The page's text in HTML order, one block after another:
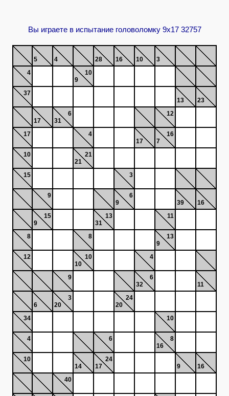
Вы играете в испытание головоломку 9x17 32757
5 4 28 16 10
3
4
10
9
37
13
23
17
6
31
12
17
4
17
16
7
10
21
21
15
3
9
6
9
39
16
15
9
13
31
11
8 8
13
9
12
10
10
4
9
6
32
11
6
3
20
24
20
34
10
4 6
8
16
10
14
24
17
9
16
40